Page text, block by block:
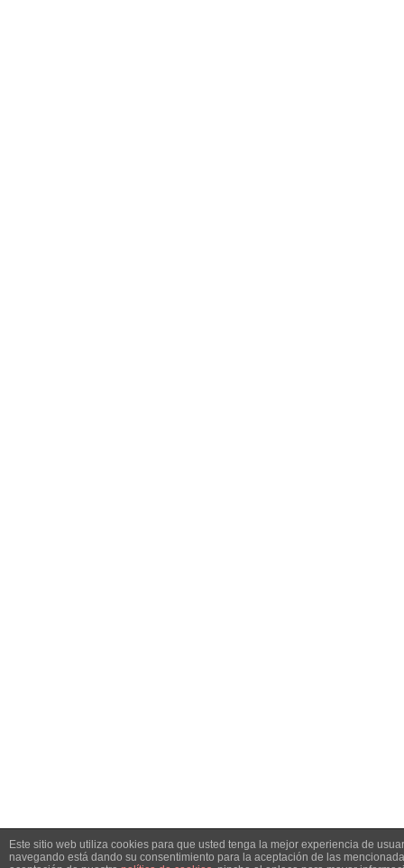
Este sitio web utiliza cookies para que usted tenga la mejor experiencia de
navegando está dando su consentimiento para la aceptación de las